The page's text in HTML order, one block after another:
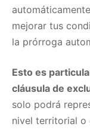
mejorar tus
la prórroga
Esto es
cláusula de
solo podrá
nivel territorial o